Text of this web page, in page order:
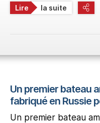
Lire la suite
Un premier bateau
fabriqué en Russie
Un premier bateau